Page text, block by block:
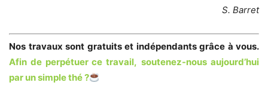
S. Barret
Nos travaux sont gratuits et indépendants grâce à vous.
Afin de perpétuer ce travail, soutenez-nous aujourd’hui
par un simple thé?